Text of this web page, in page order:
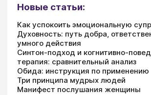
Новые статьи:
Как успокоить эмоциональную
Духовность: путь добра,
умного действия
Синтон-подход и когнитивно-
терапия: сравнительный анализ
Обида: инструкция по применению
Три принципа мудрых людей
Манифест послушания женщины